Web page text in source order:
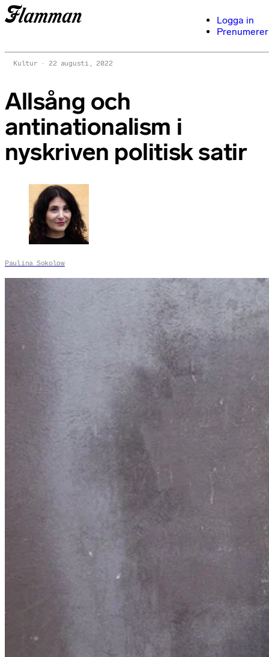
Logga in
Kultur 22 augusti, 2022
Allsång och
antinationalism i
nyskriven politisk satir
Paulina Sokolow